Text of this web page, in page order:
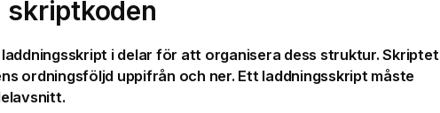
skriptkoden
laddningsskript i delar för att organisera dess struktur. Skriptet
ordningsföljd uppifrån och ner. Ett laddningsskript måste